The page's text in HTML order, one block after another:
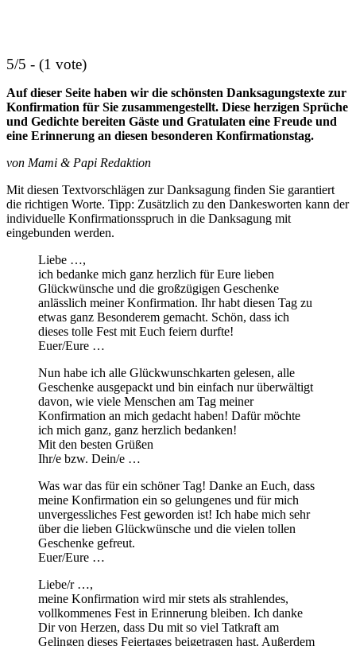
5/5 - (1 vote)
Auf dieser Seite haben wir die schönsten Danksagungstexte zur
Konfirmation für Sie zusammengestellt. Diese herzigen Sprüche
und Gedichte bereiten Gäste und Gratulaten eine Freude und
eine Erinnerung an diesen besonderen Konfirmationstag.
von Mami & Papi Redaktion
Mit diesen Textvorschlägen zur Danksagung finden Sie garantiert
die richtigen Worte. Tipp: Zusätzlich zu den Dankesworten kann der
individuelle Konfirmationsspruch in die Danksagung mit
eingebunden werden.
Liebe …,
ich bedanke mich ganz herzlich für Eure lieben
Glückwünsche und die großzügigen Geschenke
anlässlich meiner Konfirmation. Ihr habt diesen Tag zu
etwas ganz Besonderem gemacht. Schön, dass ich
dieses tolle Fest mit Euch feiern durfte!
Euer/Eure …
Nun habe ich alle Glückwunschkarten gelesen, alle
Geschenke ausgepackt und bin einfach nur überwältigt
davon, wie viele Menschen am Tag meiner
Konfirmation an mich gedacht haben! Dafür möchte
ich mich ganz, ganz herzlich bedanken!
Mit den besten Grüßen
Ihr/e bzw. Dein/e …
Was war das für ein schöner Tag! Danke an Euch, dass
meine Konfirmation ein so gelungenes und für mich
unvergessliches Fest geworden ist! Ich habe mich sehr
über die lieben Glückwünsche und die vielen tollen
Geschenke gefreut.
Euer/Eure …
Liebe/r …,
meine Konfirmation wird mir stets als strahlendes,
vollkommenes Fest in Erinnerung bleiben. Ich danke
Dir von Herzen, dass Du mit so viel Tatkraft am
Gelingen dieses Feiertages beigetragen hast. Außerdem